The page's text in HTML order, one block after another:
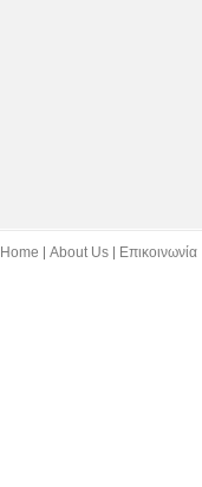
Home About Us Επικοινωνία